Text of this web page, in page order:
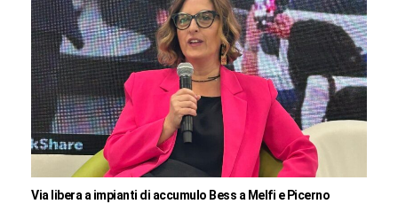
Via libera a impianti di accumulo Bess a Melfi e Picerno